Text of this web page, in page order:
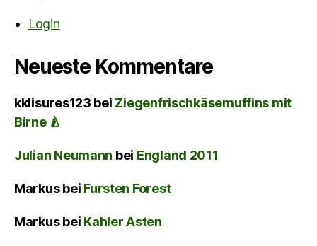
Login
Neueste Kommentare
kklisures123 bei Ziegenfrischkäsemuffins mit
Birne 🍐
Julian Neumann bei England 2011
Markusbei Fursten Forest
Markusbei Kahler Asten